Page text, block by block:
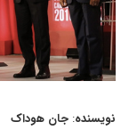
نویسنده: جان هوداک